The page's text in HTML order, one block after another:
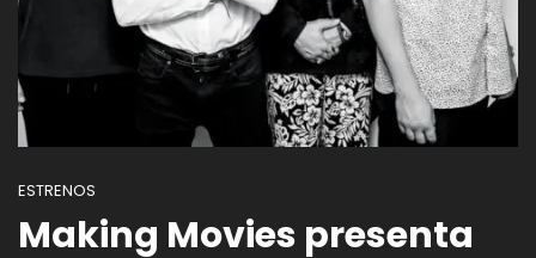
ESTRENOS
Making Movies presenta